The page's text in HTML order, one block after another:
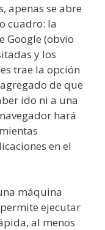
apenas se abre
cuadro: la
Google (obvio
y los
trae la opción
de que
ido ni a una
hará
en el
máquina
ejecutar
al menos